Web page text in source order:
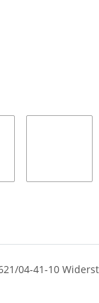
04-41-10